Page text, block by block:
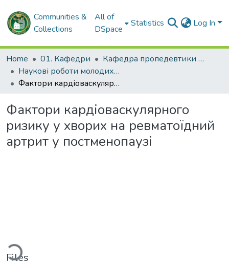
Communities &
Collections
All of
DSpace
Statistics Log In
Home 01. Кафедри
Кафедра пропедевтики внутрішньої медицини № 1, основ біоетики та біобезпеки
Наукові роботи молодих дослідників. Кафедра пропедевтики внутрішньої медицини № 1, основ біоетики та біобезпеки
Фактори кардіоваскулярного ризику у хворих на ревматоїдний артрит у постменопаузі
Фактори кардіоваскулярного
ризику у хворих на ревматоїдний
артрит у постменопаузі
Loading...
Files